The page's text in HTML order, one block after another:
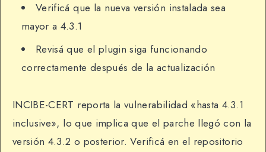
Verificá que la nueva versión instalada sea
mayor a 4.3.1
Revisá que el plugin siga funcionando
correctamente después de la actualización
INCIBE-CERT reporta la vulnerabilidad «hasta 4.3.1
inclusive», lo que implica que el parche llegó con la
versión 4.3.2 o posterior. Verificá en el repositorio